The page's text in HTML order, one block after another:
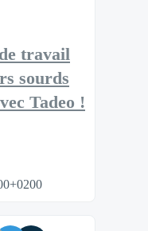
travail
sourds
Tadeo !